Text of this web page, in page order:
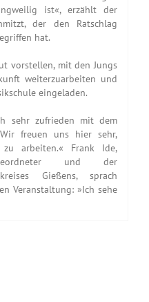
ist«, erzählt der
der den Ratschlag
hat.
vorstellen, mit den Jungs
weiterzuarbeiten und
eingeladen.
sehr zufrieden mit dem
freuen uns hier sehr,
arbeiten.« Frank Ide,
und der
Gießens, sprach
Veranstaltung: »Ich sehe